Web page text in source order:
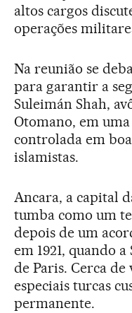
altos cargos
operações
Na reunião se
para garantir a
Suleimán Shah,
Otomano, em
controlada em
islamistas.
Ancara, a capital
tumba como um
depois de um
em 1921, quando
de Paris. Cerca
especiais turcas
permanente.